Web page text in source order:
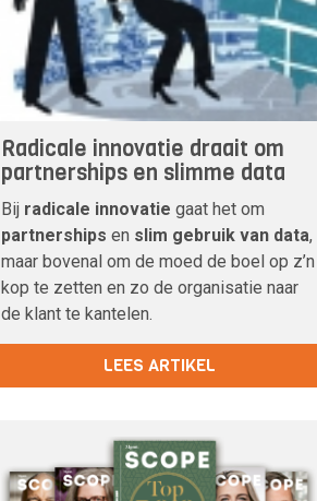
Radicale innovatie draait om
partnerships en slimme data
Bij radicale innovatie gaat het om
partnerships en slim gebruik van data,
maar bovenal om de moed de boel op z’n
kop te zetten en zo de organisatie naar
de klant te kantelen.
LEES ARTIKEL